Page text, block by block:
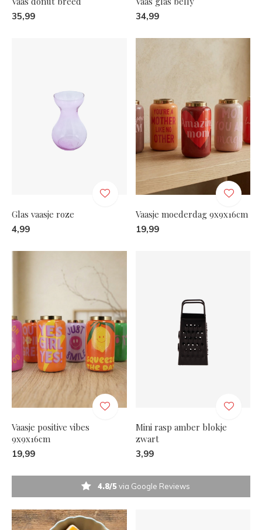
35,99 34,99
Glas vaasje roze
4,99
Vaasje moederdag 9x9x16cm
19,99
Vaasje positive vibes
9x9x16cm
19,99
Mini rasp amber blokje
zwart
3,99
4.8/5via Google Reviews